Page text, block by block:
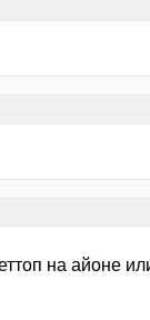
на айоне